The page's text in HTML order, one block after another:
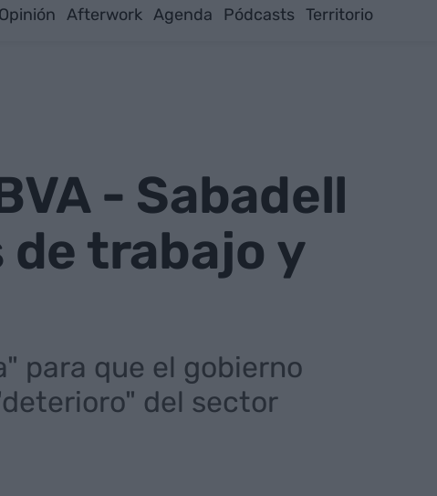
Opinión Afterwork Agenda Pódcasts Territorio
- Sabadell
trabajo y
para que el gobierno
del sector